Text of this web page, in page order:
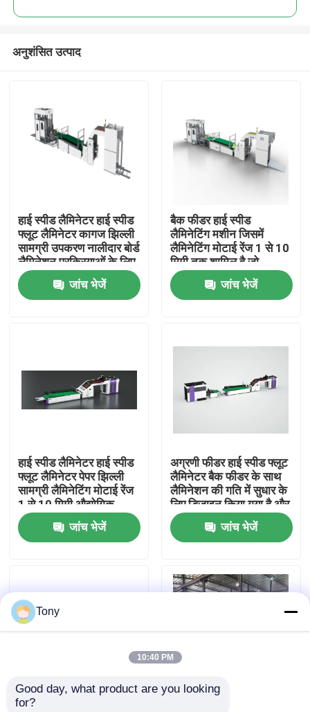
हमारे बारे में
गुणवत्ता नियंत्रण
हमसे संपर्क करें
मामले
बांसुरी लैमिनेटर मशीन
अनुशंसित उत्पाद
हाई स्पीड लैमिनेटर हाई स्पीड
फ्लूट लैमिनेटर कागज झिल्ली
सामग्री उपकरण नालीदार बोर्ड
लैमिनेशन प्रक्रियाओं के लिए
जांच भेजें
बैक फीडर हाई स्पीड
लैमिनेटिंग मशीन जिसमें
लैमिनेटिंग मोटाई रेंज 1 से 10
मिमी तक शामिल है जो
लगातार आउटपुट के लिए
डिज़ाइन की गई हैजांच भेजें
हाई स्पीड लैमिनेटर हाई स्पीड
फ्लूट लैमिनेटर पेपर झिल्ली
सामग्री लैमिनेटिंग मोटाई रेंज
1 से 10 मिमी औद्योगिक
पैकेजिंग उपकरण
जांच भेजें
अग्रणी फीडर हाई स्पीड फ्लूट
लैमिनेटर बैक फीडर के साथ
लैमिनेशन की गति में सुधार के
लिए डिज़ाइन किया गया है और
कार्टन पैकेजिंग में
जांच भेजें
लेमिनेटिंग मोटाई रेंज 1 से 10
Tony
10:40 PM
Good day, what product are you looking
for?